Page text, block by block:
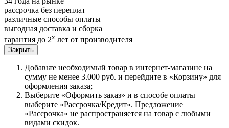
рассрочка без переплат
различные способы оплаты
выгодная доставка и сборка
гарантия до 2х лет от производителя
Закрыть
Добавьте необходимый товар в интернет-магазине на
сумму не менее 3.000 руб. и перейдите в «Корзину» для
оформления заказа;
Выберите «Оформить заказ» и в способе оплаты
выберите «Рассрочка/Кредит». Предложение
«Рассрочка» не распространяется на товар с любыми
видами скидок.